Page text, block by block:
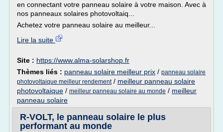
en connectant votre panneau solaire à votre maison. Avec à
nos panneaux solaires photovoltaiq...
Achetez votre panneau solaire au meilleur...
Lire la suite
Site : https://www.alma-solarshop.fr
Thèmes liés : panneau solaire meilleur prix / panneau solaire
photovoltaique meilleur rendement/ meilleur panneau solaire
photovoltaique / meilleur panneau solaire au monde / meilleur
panneau solaire
R-VOLT, le panneau solaire le plus
performant au monde